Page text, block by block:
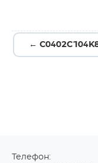
Телефон: